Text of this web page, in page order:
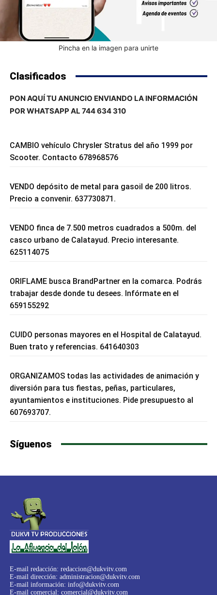
Pincha en la imagen para unirte
Clasificados
PON AQUÍ TU ANUNCIO ENVIANDO LA INFORMACIÓN
POR WHATSAPP AL 744 634 310
CAMBIO vehículo Chrysler Stratus del año 1999 por
Scooter. Contacto 678968576
VENDO depósito de metal para gasoil de 200 litros.
Precio a convenir. 637730871.
VENDO finca de 7.500 metros cuadrados a 500m. del
casco urbano de Calatayud. Precio interesante.
625114075
ORIFLAME busca BrandPartner en la comarca. Podrás
trabajar desde donde tu desees. Infórmate en el
659155292
CUIDO personas mayores en el Hospital de Calatayud.
Buen trato y referencias. 641640303
ORGANIZAMOS todas las actividades de animación y
diversión para tus fiestas, peñas, particulares,
ayuntamientos e instituciones. Pide presupuesto al
607693707.
Síguenos
E-mail redacción: redaccion@dukvitv.com
E-mail dirección: administracion@dukvitv.com
E-mail información: info@dukvitv.com
E-mail comercial: comercial@dukvitv.com